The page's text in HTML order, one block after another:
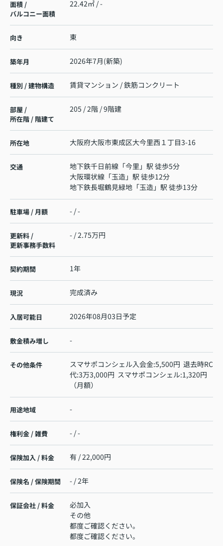
面積 /
バルコニー面積
22.42㎡ / -
向き 東
築年月 2026年7月(新築)
種別 / 建物構造 賃貸マンション / 鉄筋コンクリート
部屋 /
所在階 / 階建て
205 / 2階 / 9階建
所在地 大阪府大阪市東成区大今里西 １丁目3-16
交通 地下鉄千日前線 「今里 」駅 徒歩5分
大阪環状線 「玉造」駅 徒歩12分
地下鉄長堀鶴見緑地 「玉造」駅 徒歩13分
駐車場 / 月額 - / -
更新料 /
更新事務手数料
- / 2.75万円
契約期間 1年
現況 完成済み
入居可能日 2026年08月03日予定
敷金積み増し -
その他条件
スマサポコンシェル入会金:5,500円 退去時RC
代:3万3,000円 スマサポコンシェル:1,320円
（月額）
用途地域 -
権利金 / 雑費 - / -
保険加入 / 料金 有 / 22,000円
保険名 / 保険期間 - / 2年
保証会社 / 料金
必加入
その他
都度ご確認ください。
都度ご確認ください。